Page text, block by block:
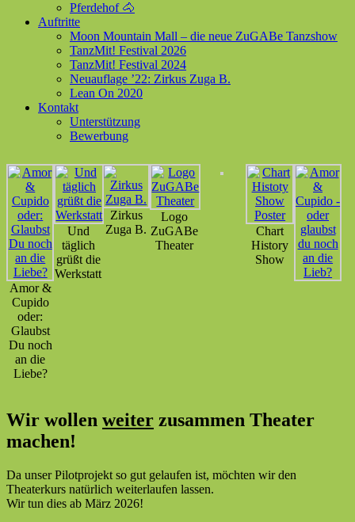
Pferdehof 🐴
Auftritte
Moon Mountain Mall – die neue ZuGABe Tanzshow
TanzMit! Festival 2026
TanzMit! Festival 2024
Neuauflage ’22: Zirkus Zuga B.
Lean On 2020
Kontakt
Unterstützung
Bewerbung
Amor &
Cupido
oder:
Glaubst
Du noch
an die
Liebe?
Und
täglich
grüßt die
Werkstatt
Zirkus
Zuga B.
Logo
ZuGABe
Theater
Chart
History
Show
Wir wollen weiter zusammen Theater
machen!
Da unser Pilotprojekt so gut gelaufen ist, möchten wir den
Theaterkurs natürlich weiterlaufen lassen.
Wir tun dies ab März 2026!